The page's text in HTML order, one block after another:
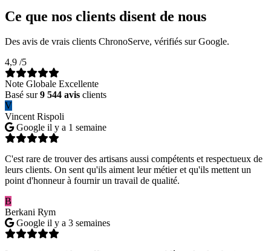
Ce que nos clients disent de nous
Des avis de vrais clients ChronoServe, vérifiés sur Google.
4,9 /5
Note Globale Excellente
Basé sur9 544 avis clients
V
Vincent Rispoli
Google il y a 1 semaine
C'est rare de trouver des artisans aussi compétents et respectueux de
leurs clients. On sent qu'ils aiment leur métier et qu'ils mettent un
point d'honneur à fournir un travail de qualité.
B
Berkani Rym
Google il y a 3 semaines